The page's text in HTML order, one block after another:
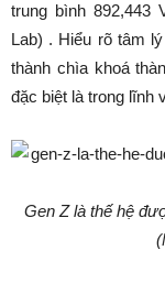
trung bình 892,443
Lab) . Hiểu rõ tâm
thành chìa khoá
đặc biệt là trong lĩnh
Gen Z là thế hệ